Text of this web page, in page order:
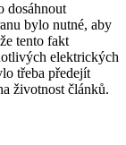
dosáhnout
bylo nutné, aby
tento fakt
elektrických
třeba předejít
životnost článků.